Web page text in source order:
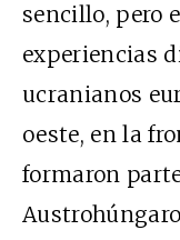
sencillo, pero
experiencias
ucranianos
oeste, en la
formaron